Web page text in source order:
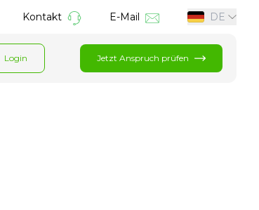
Kontakt E-Mail DE
Login Jetzt Anspruch prüfen